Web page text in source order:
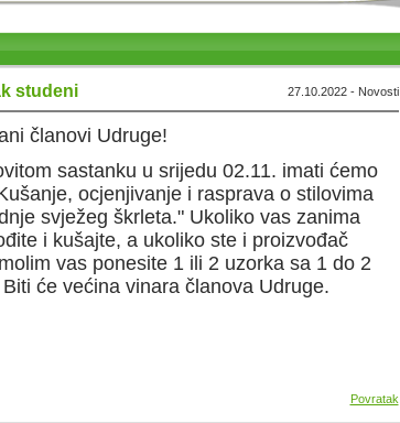
studeni 27.10.2022 - Novosti
članovi Udruge!
sastanku u srijedu 02.11. imati ćemo
ocjenjivanje i rasprava o stilovima
svježeg škrleta." Ukoliko vas zanima
i kušajte, a ukoliko ste i proizvođač
vas ponesite 1 ili 2 uzorka sa 1 do 2
će većina vinara članova Udruge.
Povratak